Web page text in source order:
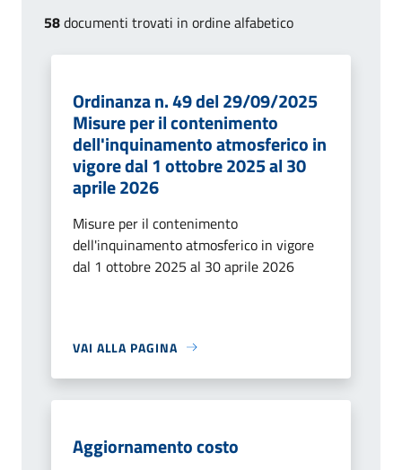
58documenti trovati in ordine alfabetico
Ordinanza n. 49 del 29/09/2025
Misure per il contenimento
dell'inquinamento atmosferico in
vigore dal 1 ottobre 2025 al 30
aprile 2026
Misure per il contenimento
dell'inquinamento atmosferico in vigore
dal 1 ottobre 2025 al 30 aprile 2026
VAI ALLA PAGINA
Aggiornamento costo